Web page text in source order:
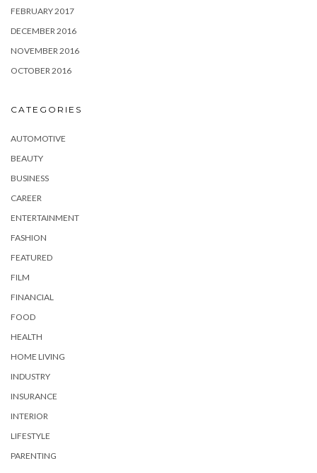
FEBRUARY 2017
DECEMBER 2016
NOVEMBER 2016
OCTOBER 2016
CATEGORIES
AUTOMOTIVE
BEAUTY
BUSINESS
CAREER
ENTERTAINMENT
FASHION
FEATURED
FILM
FINANCIAL
FOOD
HEALTH
HOME LIVING
INDUSTRY
INSURANCE
INTERIOR
LIFESTYLE
PARENTING